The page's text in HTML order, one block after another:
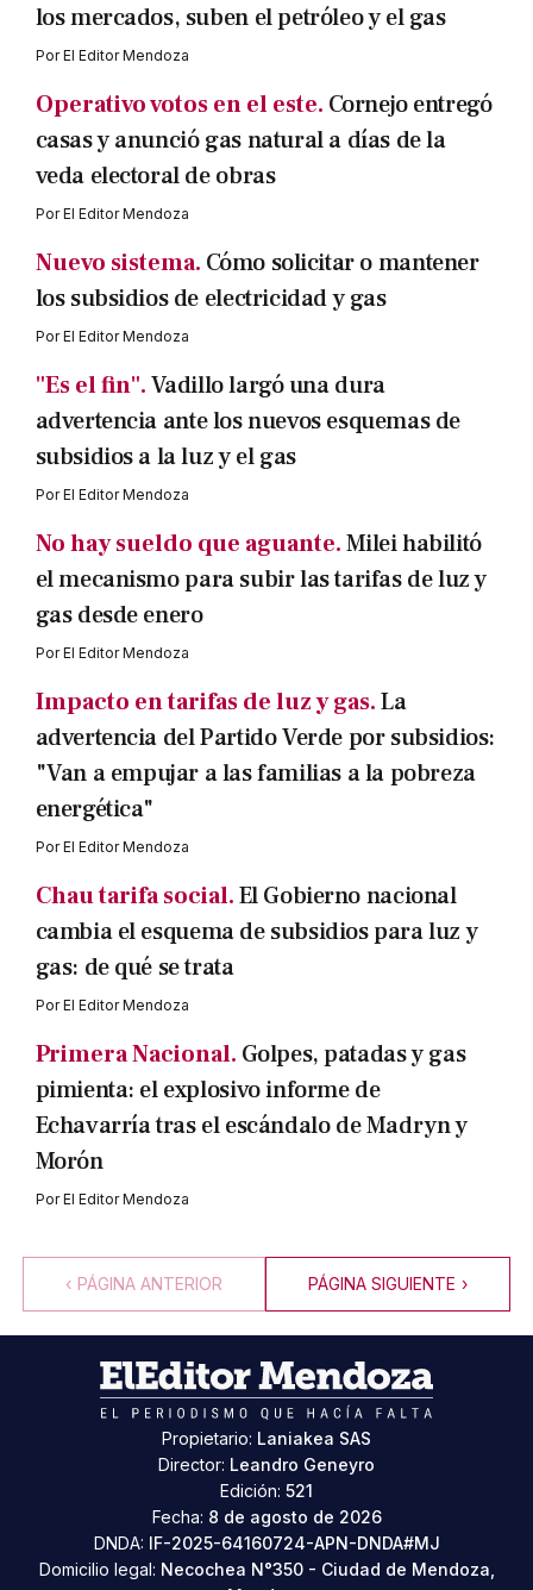
los mercados, suben el petróleo y el gas
PorEl Editor Mendoza
Operativo votos en el este. Cornejo entregó
casas y anunció gas natural a días de la
veda electoral de obras
PorEl Editor Mendoza
Nuevo sistema. Cómo solicitar o mantener
los subsidios de electricidad y gas
PorEl Editor Mendoza
"Es el fin".Vadillo largó una dura
advertencia ante los nuevos esquemas de
subsidios a la luz y el gas
PorEl Editor Mendoza
No hay sueldo que aguante.Milei habilitó
el mecanismo para subir las tarifas de luz y
gas desde enero
PorEl Editor Mendoza
Impacto en tarifas de luz y gas.La
advertencia del Partido Verde por subsidios:
"Van a empujar a las familias a la pobreza
energética"
PorEl Editor Mendoza
Chau tarifa social.El Gobierno nacional
cambia el esquema de subsidios para luz y
gas: de qué se trata
PorEl Editor Mendoza
Primera Nacional. Golpes, patadas y gas
pimienta: el explosivo informe de
Echavarría tras el escándalo de Madryn y
Morón
PorEl Editor Mendoza
‹ PÁGINA ANTERIOR PÁGINA SIGUIENTE ›
Propietario: Laniakea SAS
Director: Leandro Geneyro
Edición: 521
Fecha: 8 de agosto de 2026
DNDA: IF-2025-64160724-APN-DNDA#MJ
Domicilio legal: Necochea N°350 - Ciudad de Mendoza,